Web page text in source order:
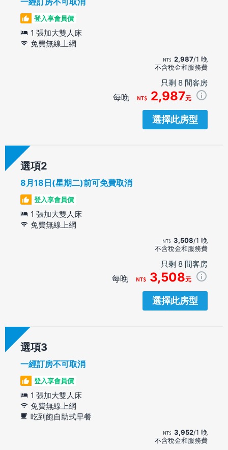
登入享會員價
1 張加大雙人床
免費無線上網
2,987/1 晚
不含稅金和服務費
只剩 8 間客房
每晚 2,987元
選擇此房型
選項
8月18日(星期二)前可免費取消
登入享會員價
1 張加大雙人床
免費無線上網
3,508/1 晚
不含稅金和服務費
只剩 8 間客房
每晚 3,508元
選擇此房型
選項
一經訂房不可取消
登入享會員價
1 張加大雙人床
免費無線上網
吃到飽自助式早餐
3,952/1 晚
不含稅金和服務費